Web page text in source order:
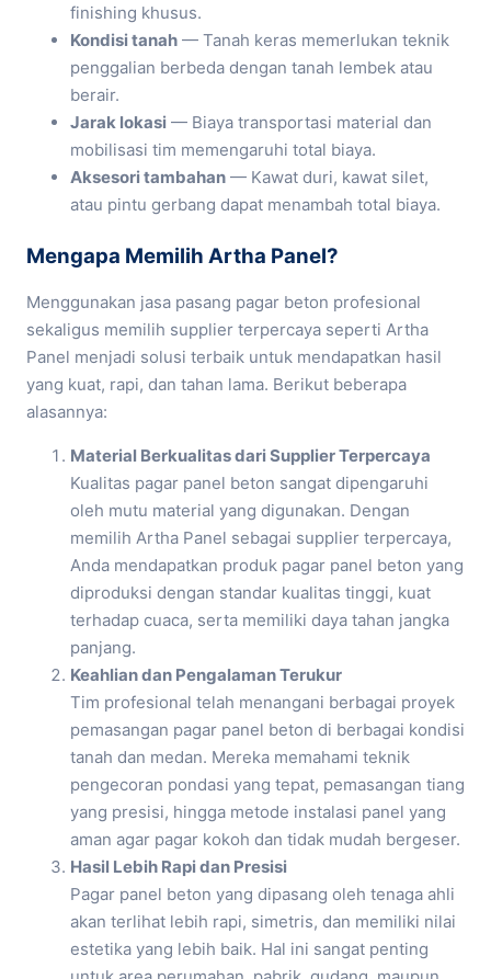
finishing khusus.
Kondisi tanah — Tanah keras memerlukan teknik
penggalian berbeda dengan tanah lembek atau
berair.
Jarak lokasi — Biaya transportasi material dan
mobilisasi tim memengaruhi total biaya.
Aksesori tambahan — Kawat duri, kawat silet,
atau pintu gerbang dapat menambah total biaya.
Mengapa Memilih Artha Panel?
Menggunakan jasa pasang pagar beton profesional
sekaligus memilih supplier terpercaya seperti Artha
Panel menjadi solusi terbaik untuk mendapatkan hasil
yang kuat, rapi, dan tahan lama. Berikut beberapa
alasannya:
Material Berkualitas dari Supplier Terpercaya
Kualitas pagar panel beton sangat dipengaruhi
oleh mutu material yang digunakan. Dengan
memilih Artha Panel sebagai supplier terpercaya,
Anda mendapatkan produk pagar panel beton yang
diproduksi dengan standar kualitas tinggi, kuat
terhadap cuaca, serta memiliki daya tahan jangka
panjang.
Keahlian dan Pengalaman Terukur
Tim profesional telah menangani berbagai proyek
pemasangan pagar panel beton di berbagai kondisi
tanah dan medan. Mereka memahami teknik
pengecoran pondasi yang tepat, pemasangan tiang
yang presisi, hingga metode instalasi panel yang
aman agar pagar kokoh dan tidak mudah bergeser.
Hasil Lebih Rapi dan Presisi
Pagar panel beton yang dipasang oleh tenaga ahli
akan terlihat lebih rapi, simetris, dan memiliki nilai
estetika yang lebih baik. Hal ini sangat penting